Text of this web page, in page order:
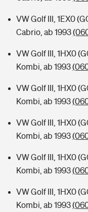
VW Golf III, 1EX0
Cabrio, ab 1993
VW Golf III, 1HX0
Kombi, ab 1993
VW Golf III, 1HX0
Kombi, ab 1993
VW Golf III, 1HX0
Kombi, ab 1993
VW Golf III, 1HX0
Kombi, ab 1993
VW Golf III, 1HX0
Kombi, ab 1993